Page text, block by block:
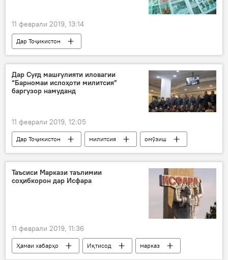
11 феврали 2019, 13:14
Дар Тоҷикистон
Дар Суғд машғулияти иловагии
“Барномаи ислоҳоти милитсия”
баргузор намуданд
11 феврали 2019, 12:05
Дар Тоҷикистон милитсия
омӯзиш
дарс
Таъсиси Маркази таълимии
соҳибкорон дар Исфара
11 феврали 2019, 11:36
Ҳамаи хабарҳо Иқтисод
марказ